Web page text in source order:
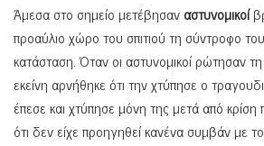
Άμεσα στο σημείο μετέβησαναστυνομικοί
προαύλιο χώρο του σπιτιού τη σύντροφο
κατάσταση. Όταν οι αστυνομικοί ρώτησαν τη
εκείνη αρνήθηκε ότι την χτύπησε ο
έπεσε και χτύπησε μόνη της μετά από κρίση
ότι δεν είχε προηγηθεί κανένα συμβάν με